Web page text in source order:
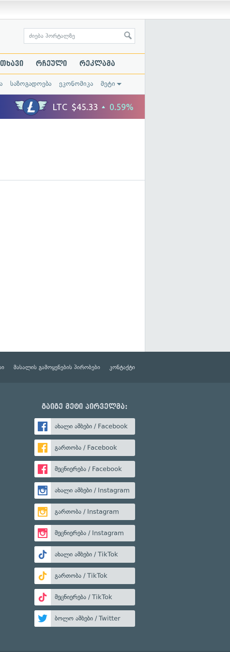
რჩეული რეკლამა
საზოგადოება ეკონომიკა მეტი
მასალის გამოყენების პირობები კონტაქტი
გაიგე მეტი პირველმა:
ახალი ამბები / Facebook
გართობა / Facebook
მეცნიერება / Facebook
ახალი ამბები / Instagram
გართობა / Instagram
მეცნიერება / Instagram
ახალი ამბები / TikTok
გართობა / TikTok
მეცნიერება / TikTok
ბოლო ამბები / Twitter